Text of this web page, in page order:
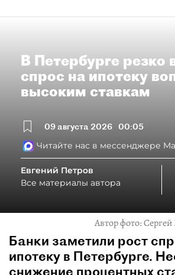
В Петербурге резко
спрос на ипотеку
высоким ставкам
09 августа 2026 00:05
Читайте нас в мессенджере
Евгений Петров
Все материалы автора
Автор фото:
Банки заметили рост
ипотеку в Петербурге.
снижение процентных